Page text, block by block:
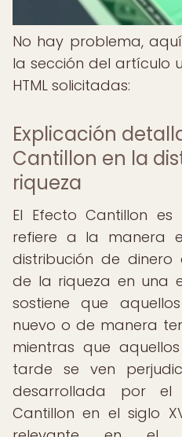
No hay problema,
la sección del artículo
HTML solicitadas:
Explicación
Cantillon en la
riqueza
El Efecto Cantillon
refiere a la manera
distribución de
de la riqueza en una
sostiene que
nuevo o de manera
mientras que
tarde se ven
desarrollada por el
Cantillon en el siglo